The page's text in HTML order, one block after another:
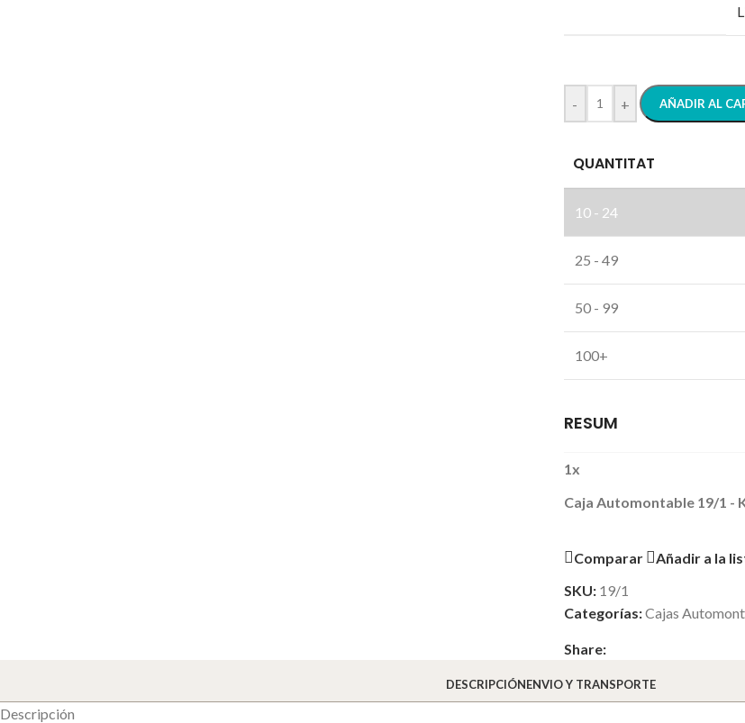
- + AÑADIR AL
QUANTITAT
10 - 24
25 - 49
50 - 99
100+
RESUM
1x
Caja Automontable 19/1 -
Comparar
Añadir a la
SKU: 19/1
Categorías:Cajas
Share:
DESCRIPCIÓNENVIO Y TRANSPORTE
Descripción